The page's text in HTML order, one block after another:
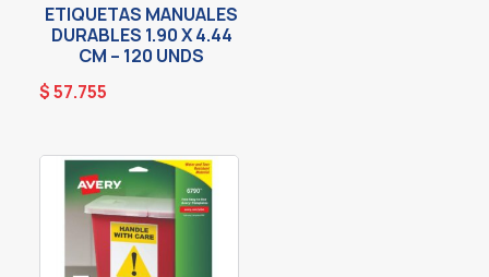
ETIQUETAS MANUALES
DURABLES 1.90 X 4.44
CM – 120 UNDS
$57.755